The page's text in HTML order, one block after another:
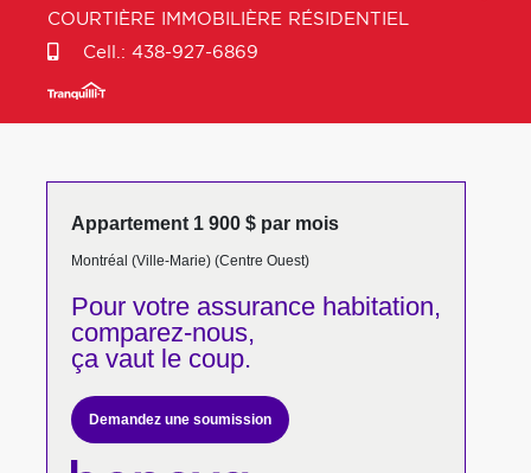
COURTIÈRE IMMOBILIÈRE RÉSIDENTIEL
Cell.: 438-927-6869
Appartement 1 900 $ par mois
Montréal (Ville-Marie) (Centre Ouest)
Pour votreassurance habitation,
comparez-nous,
ça vaut le coup.
Demandez une soumission